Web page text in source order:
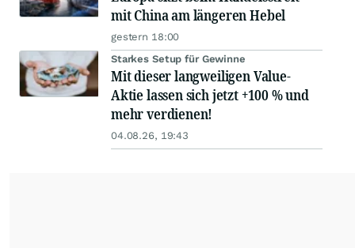
mit China am längeren Hebel
gestern 18:00
Starkes Setup für Gewinne
Mit dieser langweiligen Value-
Aktie lassen sich jetzt +100 % und
mehr verdienen!
04.08.26, 19:43